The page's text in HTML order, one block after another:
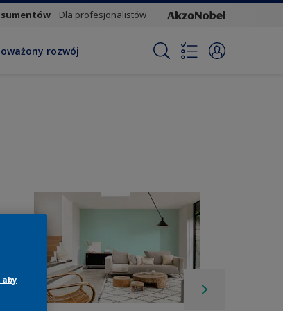
Dla profesjonalistów
rozwój